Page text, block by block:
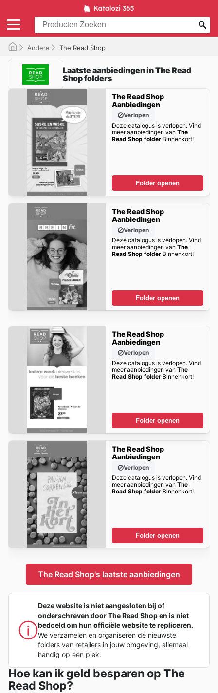
Andere The Read Shop
Laatste aanbiedingen in The Read
Shop folders
The Read Shop
Aanbiedingen
Verlopen
Deze catalogus is verlopen. Vind
meer aanbiedingen van The
Read Shop folderBinnenkort!
Folder openen
The Read Shop
Aanbiedingen
Verlopen
Deze catalogus is verlopen. Vind
meer aanbiedingen van The
Read Shop folderBinnenkort!
Folder openen
The Read Shop
Aanbiedingen
Verlopen
Deze catalogus is verlopen. Vind
meer aanbiedingen van The
Read Shop folderBinnenkort!
Folder openen
The Read Shop
Aanbiedingen
Verlopen
Deze catalogus is verlopen. Vind
meer aanbiedingen van The
Read Shop folderBinnenkort!
Folder openen
The Read Shop's laatste aanbiedingen
Deze website is niet aangesloten bij of
onderschreven door The Read Shop en is niet
bedoeld om hun officiële website te repliceren.
We verzamelen en organiseren de nieuwste
folders van retailers in jouw omgeving, allemaal
handig op één plek.
Hoe kan ik geld besparen op The
Read Shop?